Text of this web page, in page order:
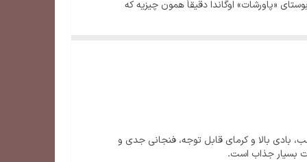
«پاورشات» اوگاندا دقیقاً همون چیزیه که
بادی بالا و کرمای قابل توجه، فنجانی جدی و
بسیار جذاب است.